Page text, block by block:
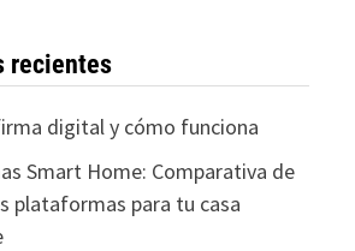
recientes
digital y cómo funciona
Smart Home: Comparativa de
plataformas para tu casa